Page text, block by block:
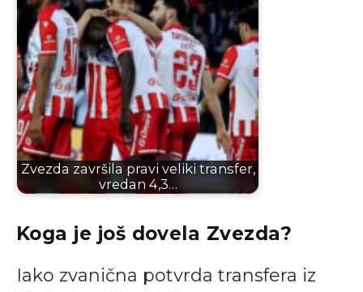
Zvezda završila pravi veliki transfer,
vredan 4,3…
Koga je još dovela Zvezda?
Iako zvanična potvrda transfera iz